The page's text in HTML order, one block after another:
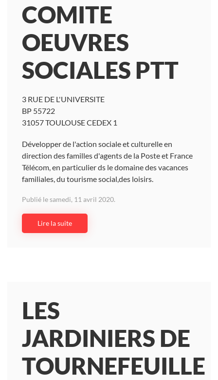
COMITE
OEUVRES
SOCIALES PTT
3 RUE DE L'UNIVERSITE
BP 55722
31057 TOULOUSE CEDEX 1
Développer de l'action sociale et culturelle en
direction des familles d'agents de la Poste et France
Télécom, en particulier ds le domaine des vacances
familiales, du tourisme social,des loisirs.
Publié le samedi, 11 avril 2020.
Lire la suite
LES
JARDINIERS DE
TOURNEFEUILLE